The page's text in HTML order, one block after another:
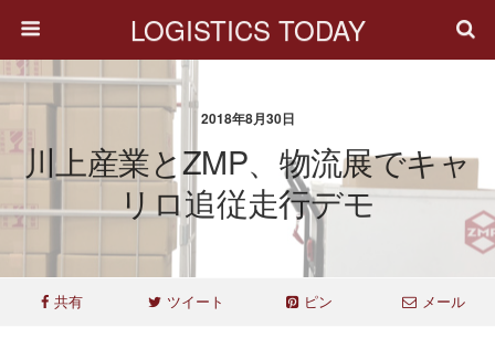
LOGISTICS TODAY
2018年8月30日
川上産業とZMP、物流展でキャ
リロ追従走行デモ
共有 ツイート ピン メール